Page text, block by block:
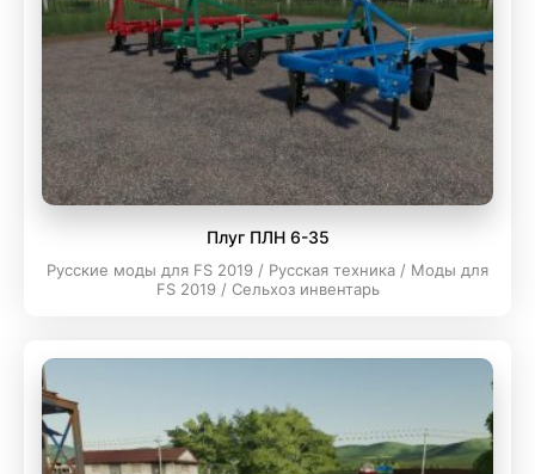
Плуг ПЛН 6-35
Русские моды для FS 2019 / Русская техника / Моды для
FS 2019 / Сельхоз инвентарь